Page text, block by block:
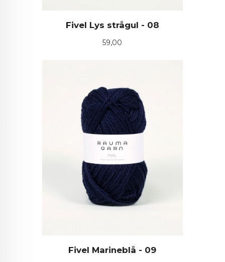
Fivel Lys strågul - 08
Pris
59,00
Fivel Marineblå - 09